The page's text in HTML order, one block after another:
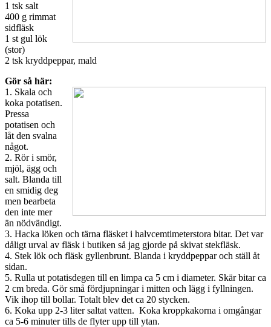
1 tsk salt
400 g rimmat
sidfläsk
1 st gul lök
(stor)
2 tsk kryddpeppar, mald
Gör så här:
1. Skala och
koka potatisen.
Pressa
potatisen och
låt den svalna
något.
2. Rör i smör,
mjöl, ägg och
salt. Blanda till
en smidig deg
men bearbeta
den inte mer
än nödvändigt.
3. Hacka löken och tärna fläsket i halvcemtimeterstora bitar. Det var
dåligt urval av fläsk i butiken så jag gjorde på skivat stekfläsk.
4. Stek lök och fläsk gyllenbrunt. Blanda i kryddpeppar och ställ åt
sidan.
5. Rulla ut potatisdegen till en limpa ca 5 cm i diameter. Skär bitar ca
2 cm breda. Gör små fördjupningar i mitten och lägg i fyllningen.
Vik ihop till bollar. Totalt blev det ca 20 stycken.
6. Koka upp 2-3 liter saltat vatten. Koka kroppkakorna i omgångar
ca 5-6 minuter tills de flyter upp till ytan.